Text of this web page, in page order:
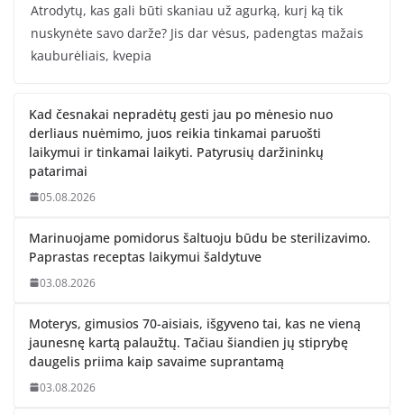
Atrodytų, kas gali būti skaniau už agurką, kurį ką tik
nuskynėte savo darže? Jis dar vėsus, padengtas mažais
kauburėliais, kvepia
Kad česnakai nepradėtų gesti jau po mėnesio nuo
derliaus nuėmimo, juos reikia tinkamai paruošti
laikymui ir tinkamai laikyti. Patyrusių daržininkų
patarimai
05.08.2026
Marinuojame pomidorus šaltuoju būdu be sterilizavimo.
Paprastas receptas laikymui šaldytuve
03.08.2026
Moterys, gimusios 70-aisiais, išgyveno tai, kas ne vieną
jaunesnę kartą palaužtų. Tačiau šiandien jų stiprybę
daugelis priima kaip savaime suprantamą
03.08.2026